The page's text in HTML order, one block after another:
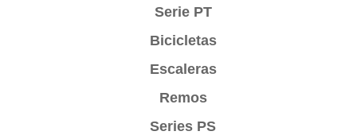
Serie PT
Bicicletas
Escaleras
Remos
Series PS